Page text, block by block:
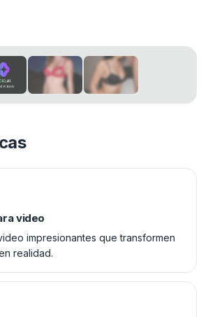
video
impresionantes que transformen
realidad.